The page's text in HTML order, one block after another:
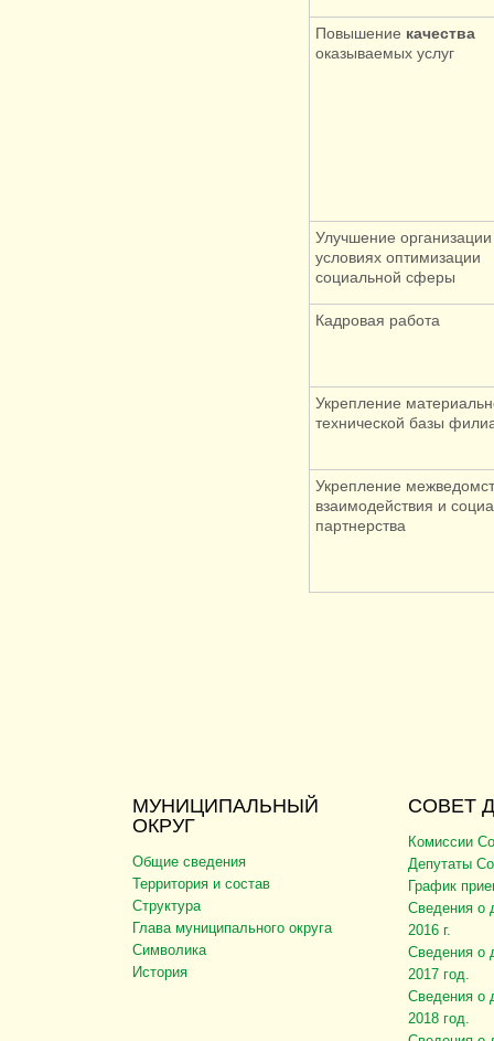
Повышение качества
оказываемых услуг
Улучшение организации
условиях оптимизации
социальной сферы
Кадровая работа
Укрепление
технической базы
Укрепление
взаимодействия и
партнерства
МУНИЦИПАЛЬНЫЙ
ОКРУГ
Общие сведения
Территория и состав
Структура
Глава муниципального округа
Символика
История
СОВЕТ
Комиссии
Депутаты
График
Сведения о
2016 г.
Сведения о
2017 год.
Сведения о
2018 год.